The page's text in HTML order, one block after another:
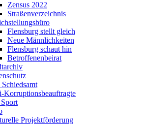
Zensus 2022
Straßenverzeichnis
Flensburg stellt gleich
Neue Männlichkeiten
Flensburg schaut hin
Betroffenenbeirat
Schiedsamt
Korruptionsbeauftragte
Projektförderung